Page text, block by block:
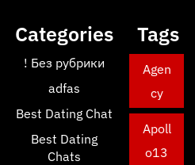
Categories
! Без рубрики
adfas
Best Dating Chat
Best Dating
Chats
Tags
Agen
cy
Apoll
o13